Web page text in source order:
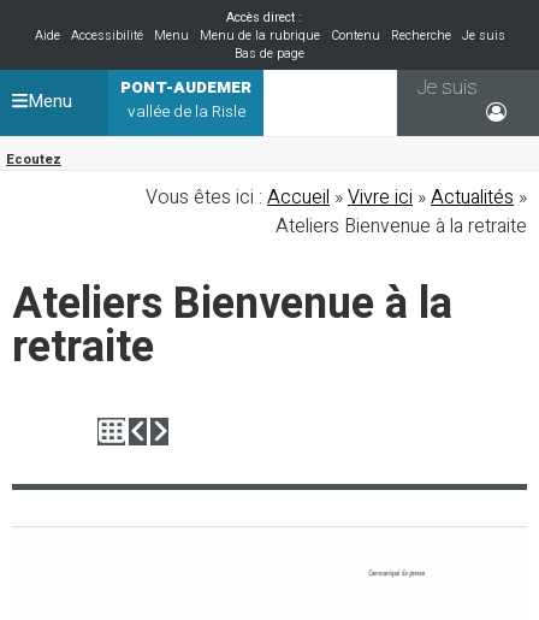
Accès direct :
Aide
Accessibilité Menu Menu de la rubrique Contenu Recherche
Je suis
Bas de page
PONT-AUDEMER
vallée de la Risle
Ecoutez
Je suis
Menu
Vous êtes ici : Accueil »Vivre ici »Actualités »
Ateliers Bienvenue à la retraite
Ateliers Bienvenue à la
retraite